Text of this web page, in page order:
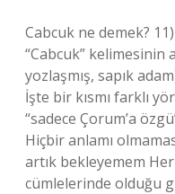
Cabcuk ne demek?
“Cabcuk” kelimesinin
yozlaşmış, sapık
İşte bir kısmı farklı
“sadece Çorum’a
Hiçbir anlamı
artık bekleyemem
cümlelerinde olduğu